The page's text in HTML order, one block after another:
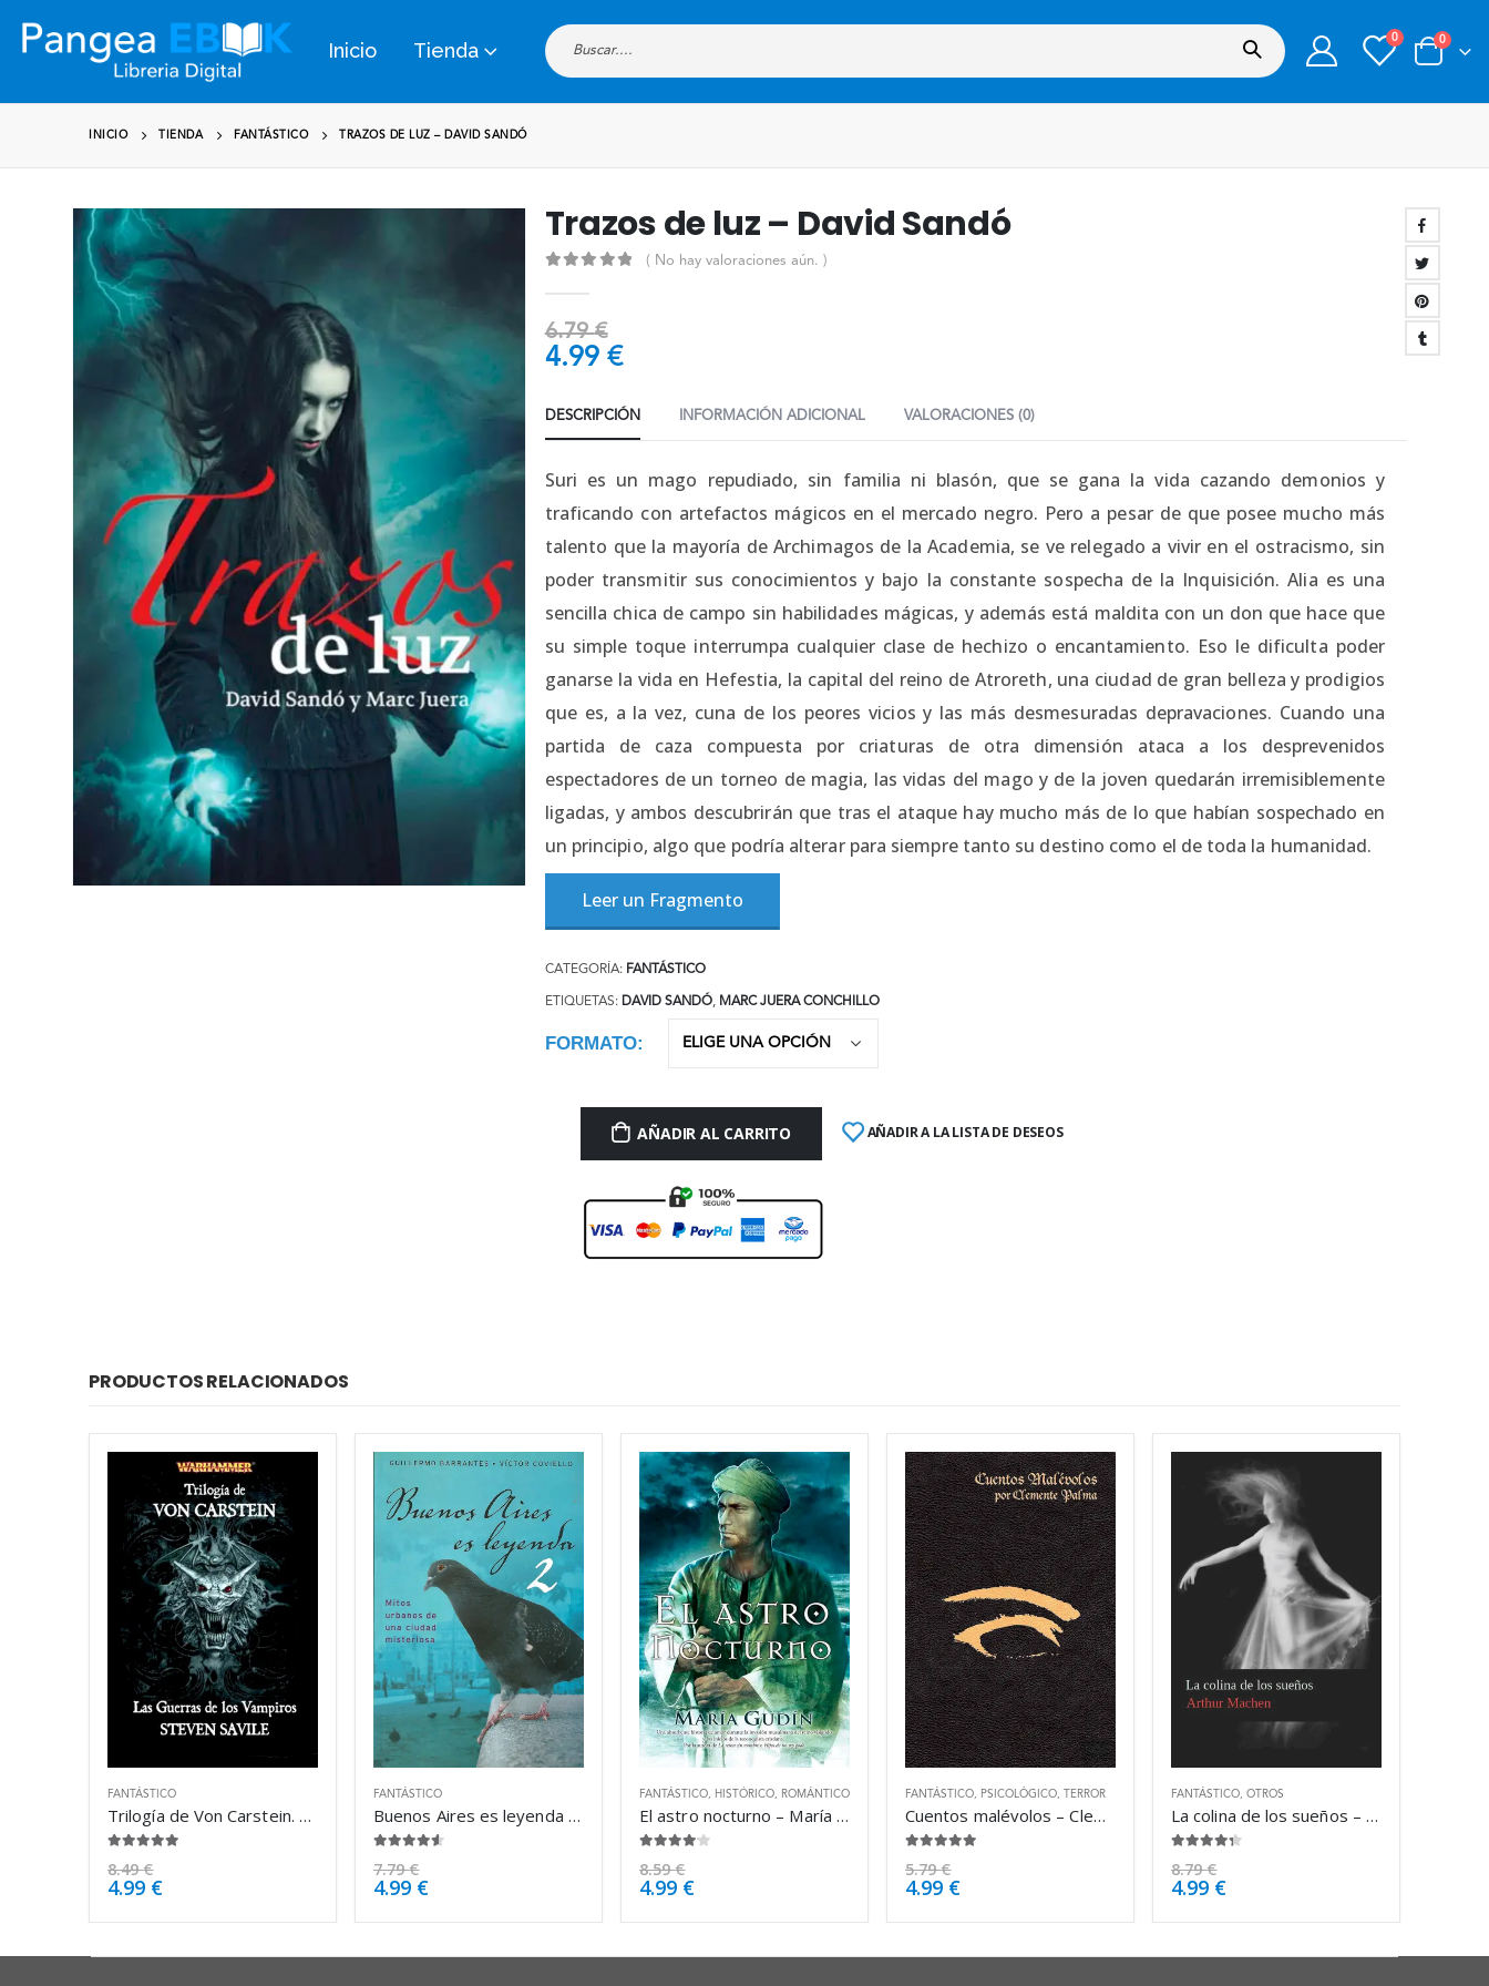
Inicio Tienda
0 0
INICIO TIENDA FANTÁSTICO TRAZOS DE LUZ – DAVID SANDÓ
Trazos de luz – David Sandó
( No hay valoraciones aún. )
6.79€
4.99 €
DESCRIPCIÓN INFORMACIÓN ADICIONAL VALORACIONES (0)
Suri es un mago repudiado, sin familia ni blasón, que se gana la vida cazando demonios y
traficando con artefactos mágicos en el mercado negro. Pero a pesar de que posee mucho más
talento que la mayoría de Archimagos de la Academia, se ve relegado a vivir en el ostracismo, sin
poder transmitir sus conocimientos y bajo la constante sospecha de la Inquisición. Alia es una
sencilla chica de campo sin habilidades mágicas, y además está maldita con un don que hace que
su simple toque interrumpa cualquier clase de hechizo o encantamiento. Eso le dificulta poder
ganarse la vida en Hefestia, la capital del reino de Atroreth, una ciudad de gran belleza y prodigios
que es, a la vez, cuna de los peores vicios y las más desmesuradas depravaciones. Cuando una
partida de caza compuesta por criaturas de otra dimensión ataca a los desprevenidos
espectadores de un torneo de magia, las vidas del mago y de la joven quedarán irremisiblemente
ligadas, y ambos descubrirán que tras el ataque hay mucho más de lo que habían sospechado en
un principio, algo que podría alterar para siempre tanto su destino como el de toda la humanidad.
Leer un Fragmento
CATEGORÍA: FANTÁSTICO
ETIQUETAS: DAVID SANDÓ, MARC JUERA CONCHILLO
FORMATO
AÑADIR AL CARRITO AÑADIR A LA LISTA DE DESEOS
PRODUCTOS RELACIONADOS
FANTÁSTICO
Trilogía de Von Carstein. Las Guerras de – Steven Savile
8.49€
4.99 €
FANTÁSTICO
Buenos Aires es leyenda 2 – Guillermo Barrantes
7.79€
4.99 €
FANTÁSTICO HISTÓRICO ROMÁNTICO
El astro nocturno – María Gudín
8.59€
4.99 €
FANTÁSTICO PSICOLÓGICO TERROR
Cuentos malévolos – Clemente Palma
5.79€
4.99 €
FANTÁSTICO OTROS
La colina de los sueños – Arthur Machen
8.79€
4.99 €